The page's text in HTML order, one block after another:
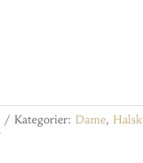
Kategorier: Dame,